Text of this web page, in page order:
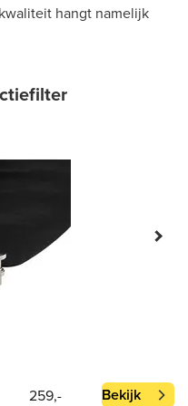
hangt namelijk
259,- Bekijk